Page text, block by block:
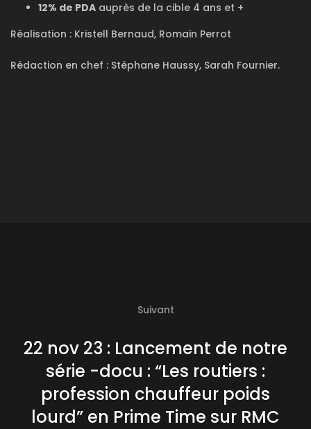
12% de PDA auprès de la cible 4 ans et +
Réalisation : Kristell Bernaud, Romain Perrot
Rédaction en chef : Stéphane Haussy, Sarah Fournier.
Suivant
22 nov 23 : Lancement de notre
série -docu : “Les routiers :
profession chauffeur poids
lourd” en Prime Time sur RMC